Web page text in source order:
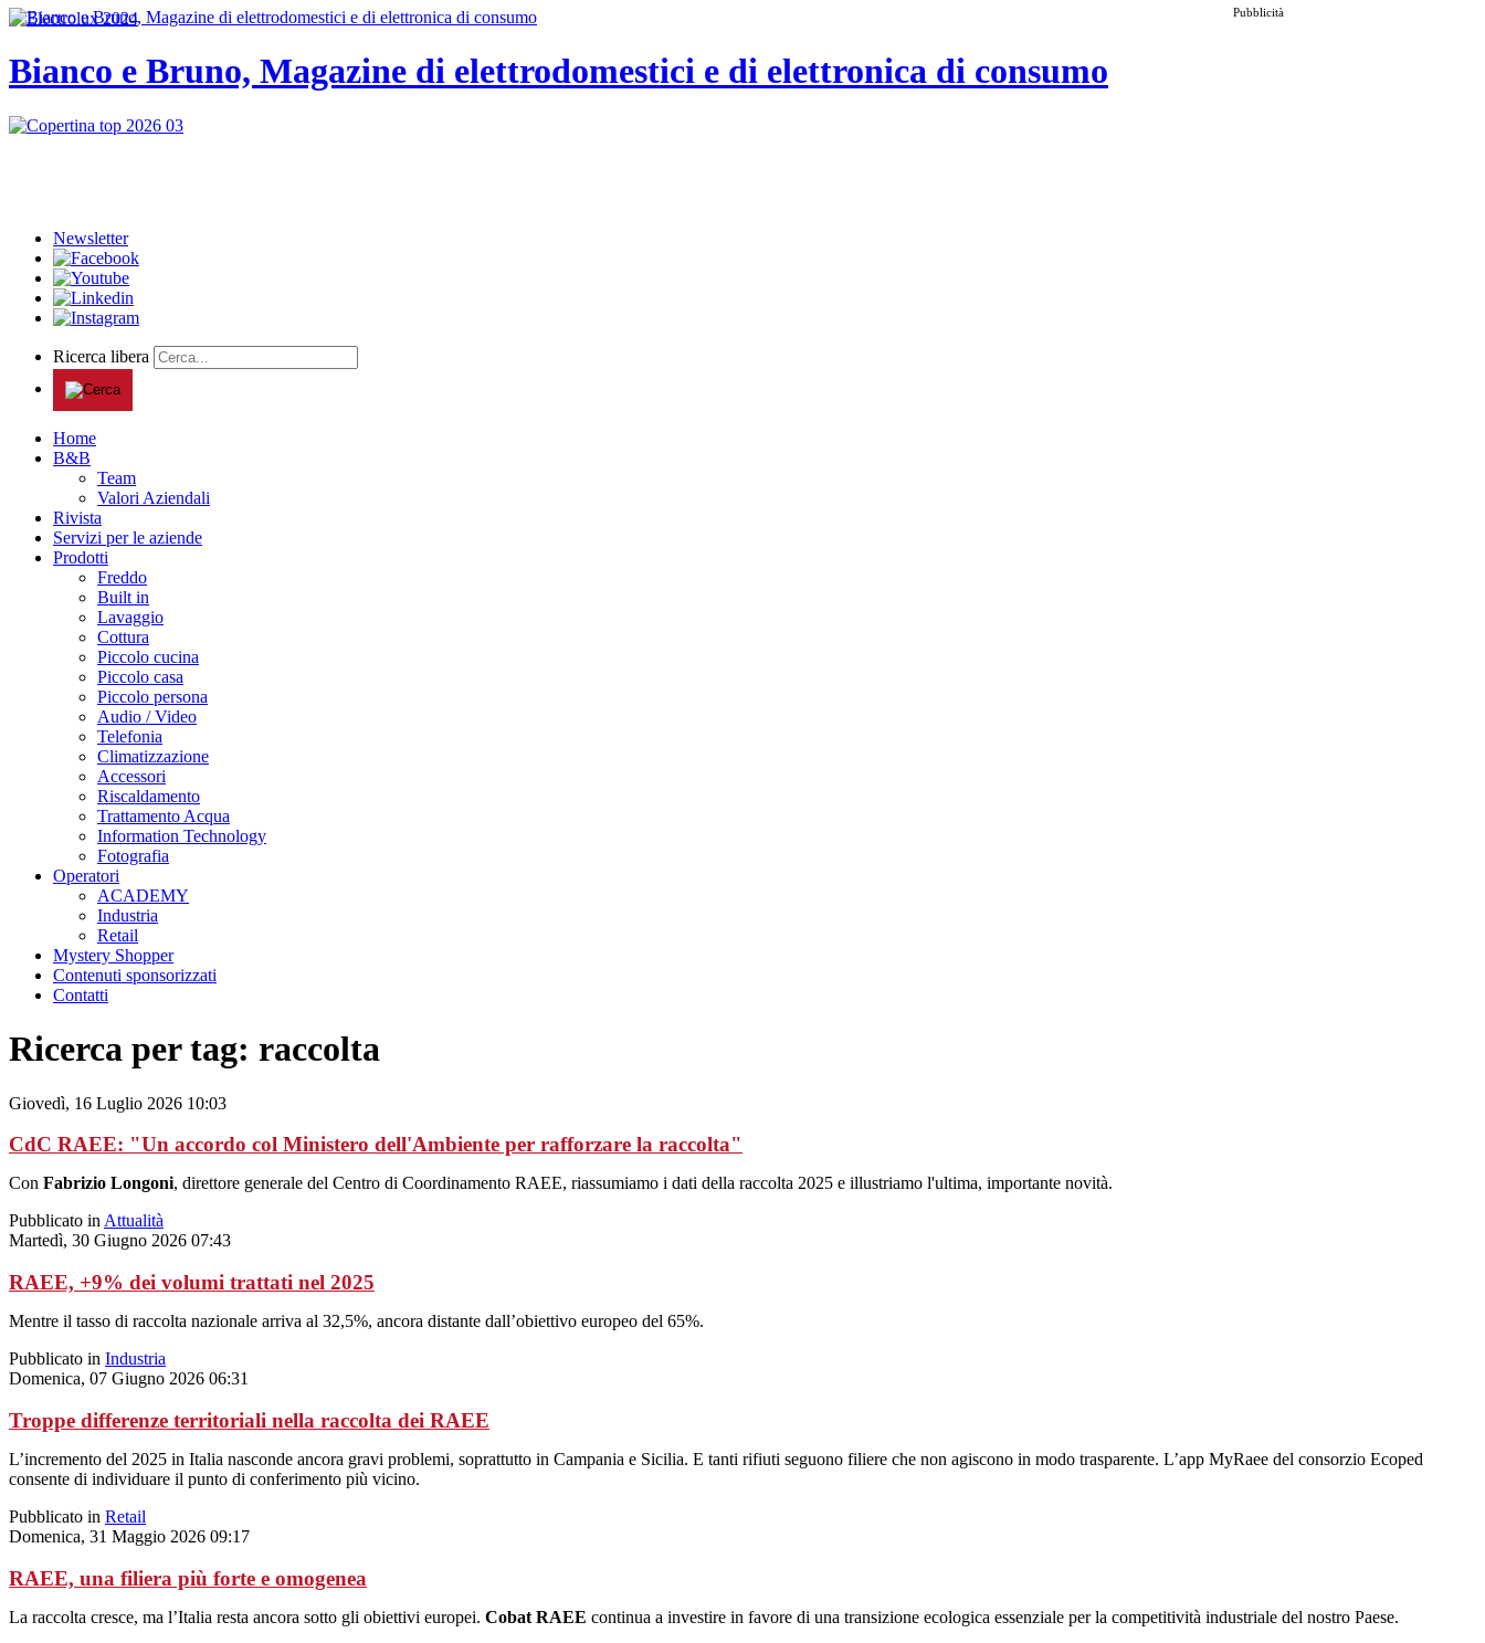
Pubblicità
Bianco e Bruno, Magazine di elettrodomestici e di elettronica di consumo
Newsletter
Ricerca libera
Home
B&B
Team
Valori Aziendali
Rivista
Servizi per le aziende
Prodotti
Freddo
Built in
Lavaggio
Cottura
Piccolo cucina
Piccolo casa
Piccolo persona
Audio / Video
Telefonia
Climatizzazione
Accessori
Riscaldamento
Trattamento Acqua
Information Technology
Fotografia
Operatori
ACADEMY
Industria
Retail
Mystery Shopper
Contenuti sponsorizzati
Contatti
Ricerca per tag: raccolta
Giovedì, 16 Luglio 2026 10:03
CdC RAEE: "Un accordo col Ministero dell'Ambiente per rafforzare la raccolta"
Con Fabrizio Longoni, direttore generale del Centro di Coordinamento RAEE, riassumiamo i dati della raccolta 2025 e illustriamo l'ultima, importante novità.
Pubblicato inAttualità
Martedì, 30 Giugno 2026 07:43
RAEE, +9% dei volumi trattati nel 2025
Mentre il tasso di raccolta nazionale arriva al 32,5%, ancora distante dall’obiettivo europeo del 65%.
Pubblicato in Industria
Domenica, 07 Giugno 2026 06:31
Troppe differenze territoriali nella raccolta dei RAEE
L’incremento del 2025 in Italia nasconde ancora gravi problemi, soprattutto in Campania e Sicilia. E tanti rifiuti seguono filiere che non agiscono in modo trasparente. L’app MyRaee del consorzio Ecoped
consente di individuare il punto di conferimento più vicino.
Pubblicato in Retail
Domenica, 31 Maggio 2026 09:17
RAEE, una filiera più forte e omogenea
La raccolta cresce, ma l’Italia resta ancora sotto gli obiettivi europei. Cobat RAEE continua a investire in favore di una transizione ecologica essenziale per la competitività industriale del nostro Paese.